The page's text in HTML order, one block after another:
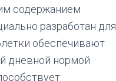
содержанием
разработан для
обеспечивают
дневной нормой